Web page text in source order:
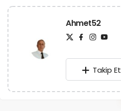
Ahmet52
Takip Et